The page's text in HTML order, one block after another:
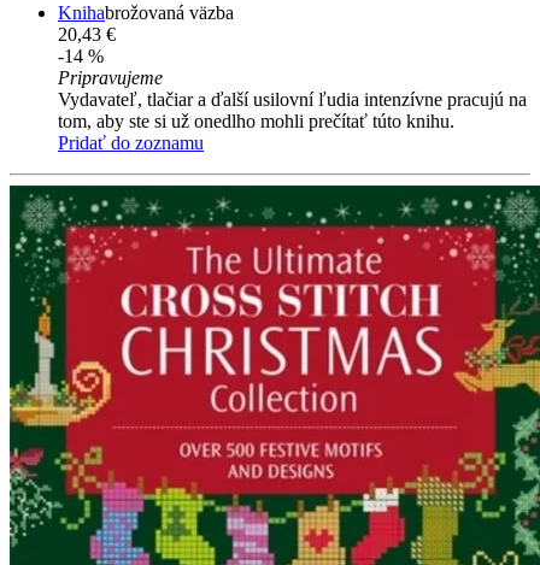
Knihabrožovaná väzba
20,43 €
-14 %
Pripravujeme
Vydavateľ, tlačiar a ďalší usilovní ľudia intenzívne pracujú na
tom, aby ste si už onedlho mohli prečítať túto knihu.
Pridať do zoznamu